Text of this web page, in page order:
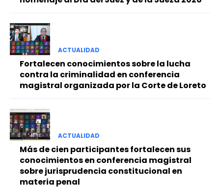
ACTUALIDAD
Fortalecen conocimientos sobre la lucha
contra la criminalidad en conferencia
magistral organizada por la Corte de Loreto
ACTUALIDAD
Más de cien participantes fortalecen sus
conocimientos en conferencia magistral
sobre jurisprudencia constitucional en
materia penal